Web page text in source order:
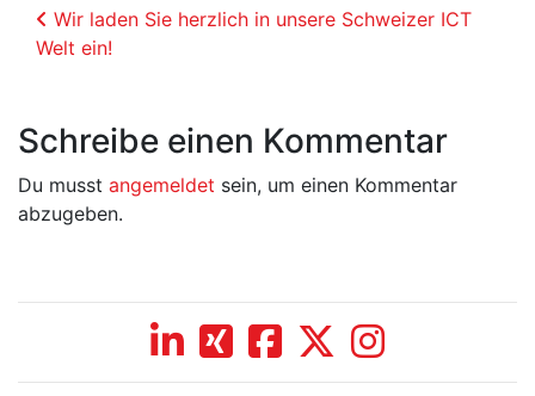
Beitrags-Navigation
Wir laden Sie herzlich in unsere Schweizer ICT
Welt ein!
Schreibe einen Kommentar
Du musst angemeldet sein, um einen Kommentar
abzugeben.